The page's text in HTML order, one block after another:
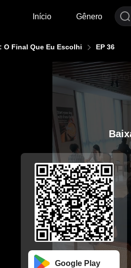
Início Gênero
O Final Que Eu Escolhi EP 36
Google Play